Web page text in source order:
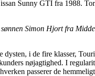
Sunny GTI fra 1988.
Simon Hjort fra
i de fire klasser,
nøjagtighed. I
passerer de